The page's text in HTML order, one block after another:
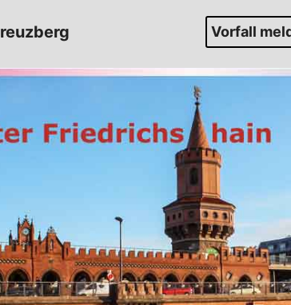
Vorfall